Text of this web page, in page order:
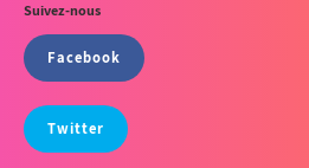
Suivez-nous
Facebook
Twitter